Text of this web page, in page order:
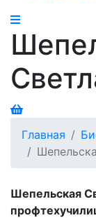
Главная
Шепельская